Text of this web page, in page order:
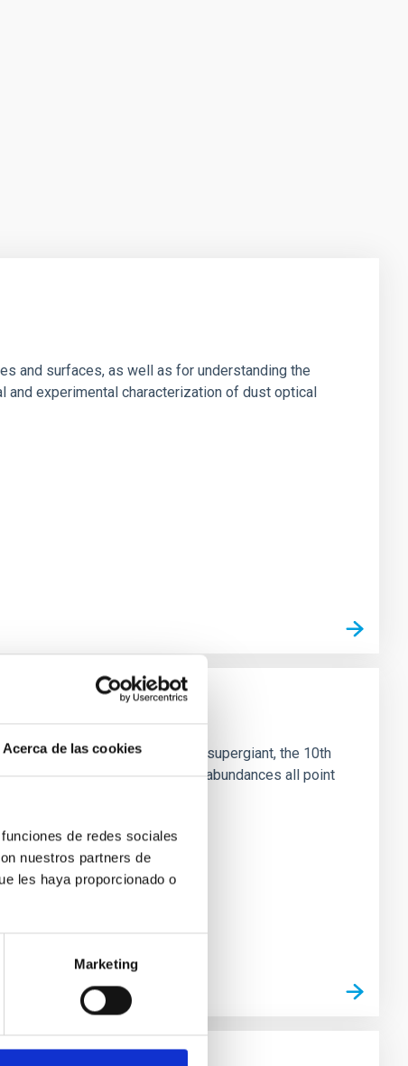
Acerca de las cookies
de redes sociales
nuestros partners de
les haya proporcionado o
Marketing
and surfaces, as well as for understanding the
and experimental characterization of dust optical
as Alpha-Ori, an M-type red supergiant, the 10th
velocity, and unusual chemical abundances all point